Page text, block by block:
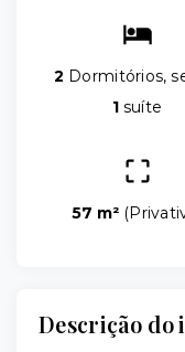
2 Dormitórios,
1 suíte
57 m² (
Descrição do